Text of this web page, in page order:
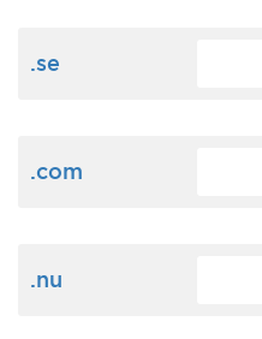
.se
.com
.nu